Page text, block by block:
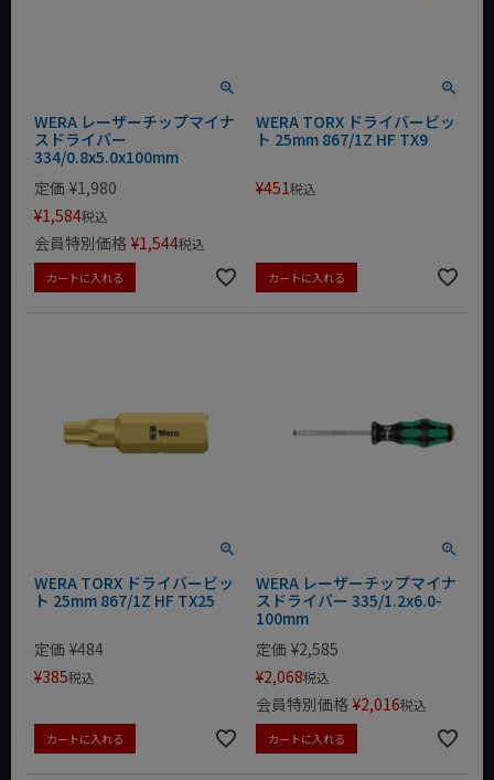
WERA レーザーチップマイナ
スドライバー
334/0.8x5.0x100mm
定価 ¥1,980
¥1,584税込
会員特別価格 ¥1,544税込
カートに入れる
WERA TORX ドライバービッ
ト 25mm 867/1Z HF TX9
¥451税込
カートに入れる
WERA TORX ドライバービッ
ト 25mm 867/1Z HF TX25
定価 ¥484
¥385税込
カートに入れる
WERA レーザーチップマイナ
スドライバー 335/1.2x6.0-
100mm
定価 ¥2,585
¥2,068税込
会員特別価格 ¥2,016税込
カートに入れる